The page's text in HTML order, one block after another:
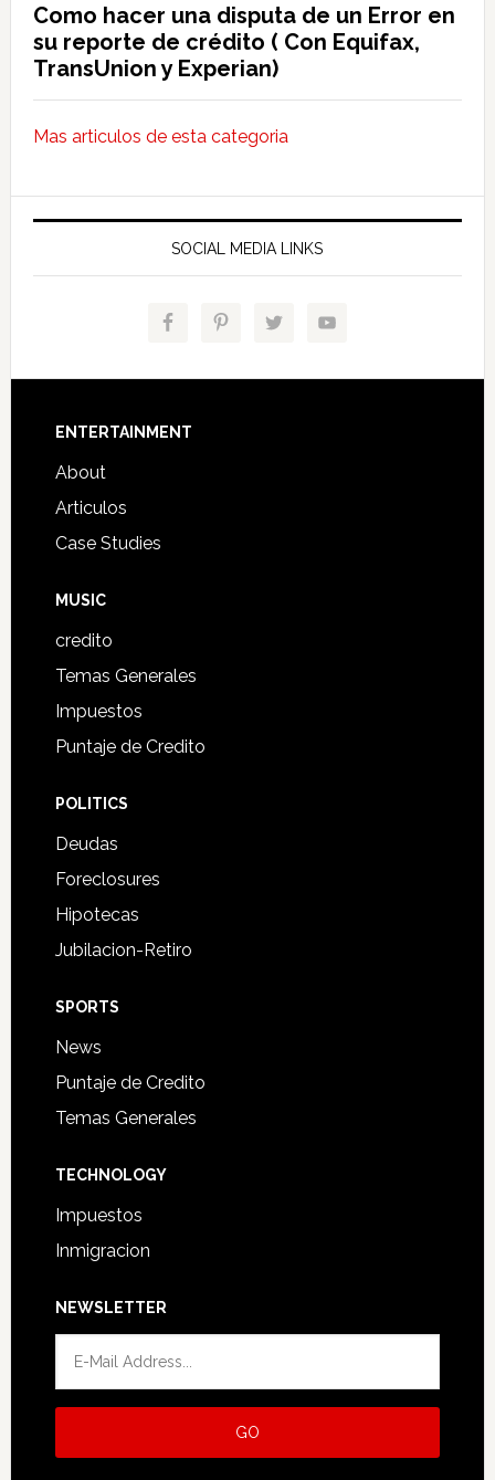
Como hacer una disputa de un Error en
su reporte de crédito ( Con Equifax,
TransUnion y Experian)
Mas articulos de esta categoria
SOCIAL MEDIA LINKS
Footer
ENTERTAINMENT
About
Articulos
Case Studies
MUSIC
credito
Temas Generales
Impuestos
Puntaje de Credito
POLITICS
Deudas
Foreclosures
Hipotecas
Jubilacion-Retiro
SPORTS
News
Puntaje de Credito
Temas Generales
TECHNOLOGY
Impuestos
Inmigracion
NEWSLETTER